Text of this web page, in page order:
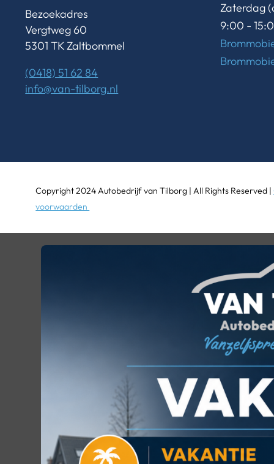
Bezoekadres
Vergtweg 60
5301 TK Zaltbommel
(0418) 51 62 84
info@van-tilborg.nl
Zaterdag
9:00 -
Copyright 2024 Autobedrijf van Tilborg | All Rights Reserved |
voorwaarden